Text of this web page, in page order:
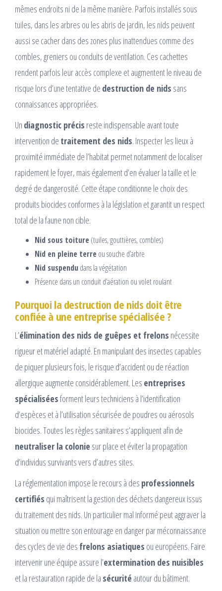
mêmes endroits ni de la même manière. Parfois installés sous
tuiles, dans les arbres ou les abris de jardin, les nids peuvent
aussi se cacher dans des zones plus inattendues comme des
combles, greniers ou conduits de ventilation. Ces cachettes
rendent parfois leur accès complexe et augmentent le niveau de
risque lors d’une tentative de destruction de nids sans
connaissances appropriées.
Un diagnostic précis reste indispensable avant toute
intervention de traitement des nids. Inspecter les lieux à
proximité immédiate de l’habitat permet notamment de localiser
rapidement le foyer, mais également d’en évaluer la taille et le
degré de dangerosité. Cette étape conditionne le choix des
produits biocides conformes à la législation et garantit un respect
total de la faune non cible.
Nid sous toiture (tuiles, gouttières, combles)
Nid en pleine terre ou souche d’arbre
Nid suspendu dans la végétation
Présence dans un conduit d’aération ou volet roulant
Pourquoi la destruction de nids doit être
confiée à une entreprise spécialisée ?
L’élimination des nids de guêpes et frelons nécessite
rigueur et matériel adapté. En manipulant des insectes capables
de piquer plusieurs fois, le risque d’accident ou de réaction
allergique augmente considérablement. Les entreprises
spécialiséesforment leurs techniciens à l’identification
d’espèces et à l’utilisation sécurisée de poudres ou aérosols
biocides. Toutes les règles sanitaires s’appliquent afin de
neutraliser la colonie sur place et éviter la propagation
d’individus survivants vers d’autres sites.
La réglementation impose le recours à des professionnels
certifiés qui maîtrisent la gestion des déchets dangereux issus
du traitement des nids. Un particulier mal informé peut aggraver la
situation ou mettre son entourage en danger par méconnaissance
des cycles de vie des frelons asiatiques ou européens. Faire
intervenir une équipe assure l’extermination des nuisibles
et la restauration rapide de la sécurité autour du bâtiment.